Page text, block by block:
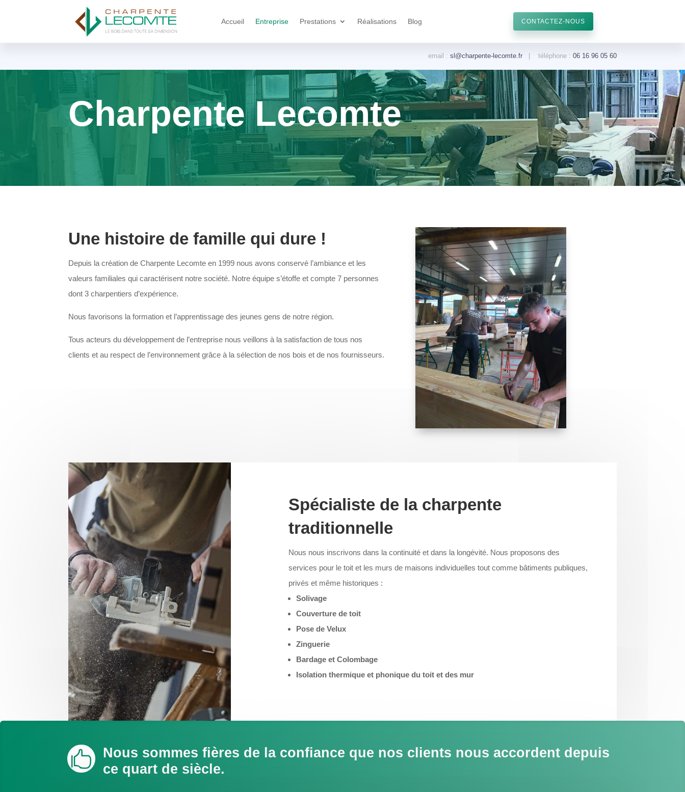
Accueil Entreprise Prestations Réalisations Blog CONTACTEZ-NOUS
email : sl@charpente-lecomte.fr| téléphone : 06 16 96 05 60
Charpente Lecomte
Une histoire de famille qui dure !
Depuis la création de Charpente Lecomte en 1999 nous avons conservé l’ambiance et les
valeurs familiales qui caractérisent notre société. Notre équipe s’étoffe et compte 7 personnes
dont 3 charpentiers d’expérience.
Nous favorisons la formation et l’apprentissage des jeunes gens de notre région.
Tous acteurs du développement de l’entreprise nous veillons à la satisfaction de tous nos
clients et au respect de l’environnement grâce à la sélection de nos bois et de nos fournisseurs.
Spécialiste de la charpente
traditionnelle
Nous nous inscrivons dans la continuité et dans la longévité. Nous proposons des
services pour le toit et les murs de maisons individuelles tout comme bâtiments publiques,
privés et même historiques :
Solivage
Couverture de toit
Pose de Velux
Zinguerie
Bardage et Colombage
Isolation thermique et phonique du toit et des mur

Nous sommes fières de la confiance que nos clients nous accordent depuis
ce quart de siècle.